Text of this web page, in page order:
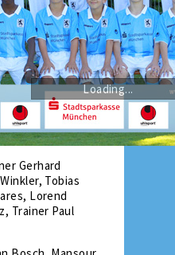
Loading...
Gerhard
Tobias
Lorend
Trainer Paul